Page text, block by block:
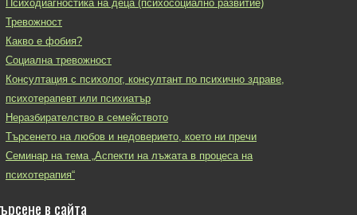
Психодиагностика на деца (психосоциално развитие)
Тревожност
Какво е фобия?
Социална тревожност
Консултация с психолог, консултант по психично здраве,
психотерапевт или психиатър
Неразбирателство в семейството
Търсенето на любов и недоверието, което ни пречи
Семинар на тема „Аспекти на лъжата в процеса на
психотерапия“
в сайта